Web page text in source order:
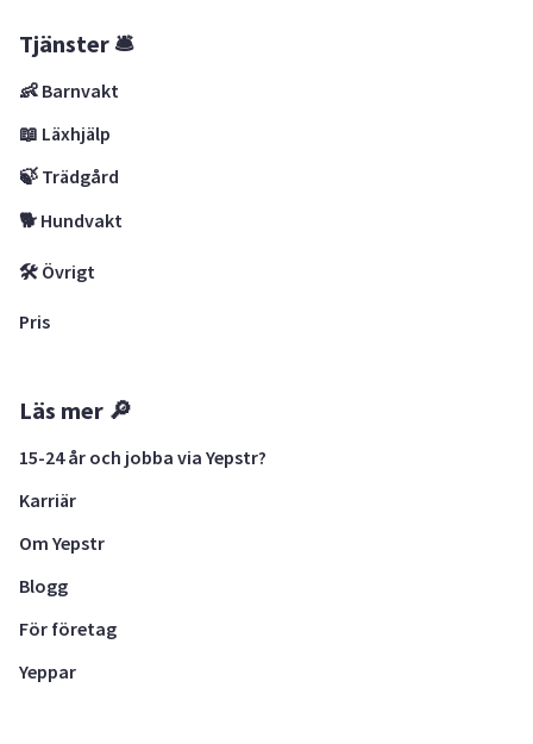
Tjänster 🛎
👶 Barnvakt
📖 Läxhjälp
🍃 Trädgård
🐕 Hundvakt
🛠 Övrigt
Pris
Läs mer 🔎
15-24 år och jobba via Yepstr?
Karriär
Om Yepstr
Blogg
För företag
Yeppar